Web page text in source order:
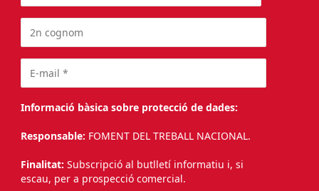
Informació bàsica sobre protecció de dades:
Responsable: FOMENT DEL TREBALL NACIONAL.
Finalitat: Subscripció al butlletí informatiu i, si
escau, per a prospecció comercial.